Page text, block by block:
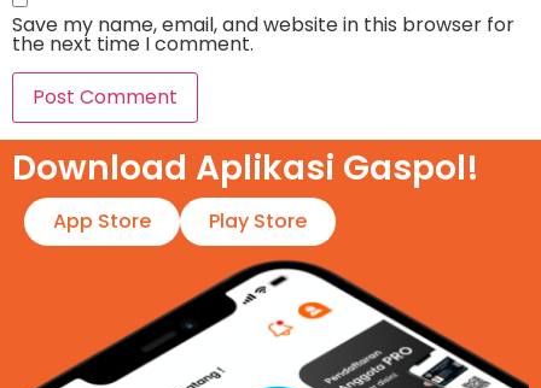
Save my name, email, and website in this browser for
the next time I comment.
Download Aplikasi Gaspol!​
App Store Play Store